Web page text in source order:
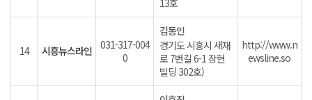
13호
14 시흥뉴스라인
031-317-004
0
김동인
경기도 시흥시 새재
로 7번길 6-1 장현
빌딩 302호)
http://www.n
ewsline.so